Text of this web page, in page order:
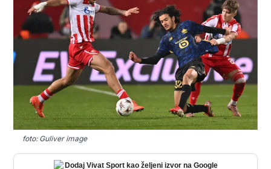
foto: Guliver image
Dodaj Vivat Sport kao željeni izvor na Google